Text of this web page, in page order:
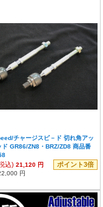
チャージスピ－ド 切れ角アッ
ド GR86/ZN8・BRZ/ZD8 商品番
込) 21,120 円 ポイント3倍
円